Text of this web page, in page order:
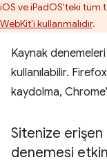
iOS ve iPadOS'teki tüm
WebKit'i kullanmalıdır.
Kaynak denemeleri
kullanılabilir.
kaydolma,
Sitenize
denemesi